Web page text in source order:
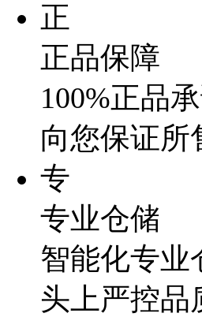
正
正品保障
100%正品
向您保证所
专
专业仓储
智能化专业
头上严控品